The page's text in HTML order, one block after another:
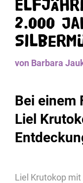
2.000
von Barbara
Bei einem
Liel
Liel Krutokop